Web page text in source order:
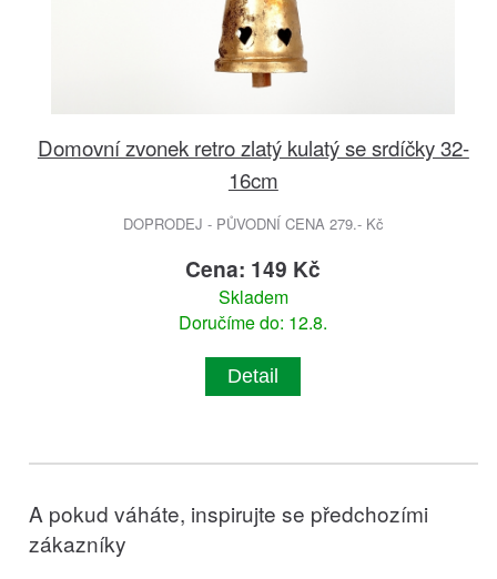
Domovní zvonek retro zlatý kulatý se srdíčky 32-
16cm
DOPRODEJ - PŮVODNÍ CENA 279.- Kč
Cena: 149 Kč
Skladem
Doručíme do: 12.8.
Detail
A pokud váháte, inspirujte se předchozími
zákazníky